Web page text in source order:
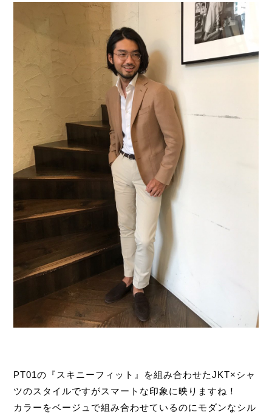
PT01の『スキニーフィット』を組み合わせたJKT×シャ
ツのスタイルですがスマートな印象に映りますね！
カラーをベージュで組み合わせているのにモダンなシル